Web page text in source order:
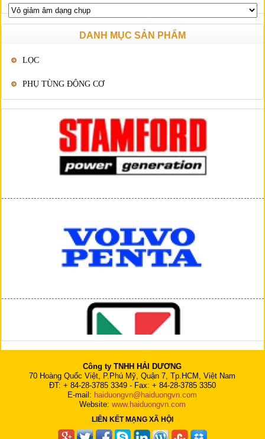
DANH MỤC SẢN PHẨM
LỌC
PHỤ TÙNG ĐỘNG CƠ
Công ty TNHH HẢI DƯƠNG
70 Hoàng Quốc Việt, P.Phú Mỹ, Quận 7, Tp.HCM, Việt Nam
ĐT: + 84-28-3785 3349 - Fax: + 84-28-3785 3350
E-mail: haiduongvn@haiduongvn.com
Website: www.haiduongvn.com
LIÊN KẾT MẠNG XÃ HỘI